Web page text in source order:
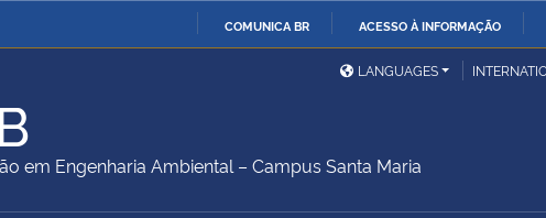
COMUNICA BR ACESSO À INFORMAÇÃO
e
Ministério da Defesa
Ministério das Relações
ExterioresLANGUAGES
em Engenharia Ambiental – Campus Santa Maria